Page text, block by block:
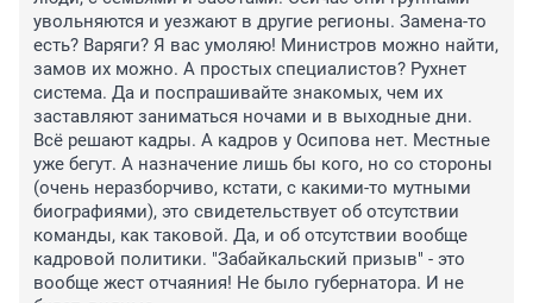
увольняются и уезжают в другие регионы. Замена-то
есть? Варяги? Я вас умоляю! Министров можно найти,
замов их можно. А простых специалистов? Рухнет
система. Да и поспрашивайте знакомых, чем их
заставляют заниматься ночами и в выходные дни.
Всё решают кадры. А кадров у Осипова нет. Местные
уже бегут. А назначение лишь бы кого, но со стороны
(очень неразборчиво, кстати, с какими-то мутными
биографиями), это свидетельствует об отсутствии
команды, как таковой. Да, и об отсутствии вообще
кадровой политики. "Забайкальский призыв" - это
вообще жест отчаяния! Не было губернатора. И не